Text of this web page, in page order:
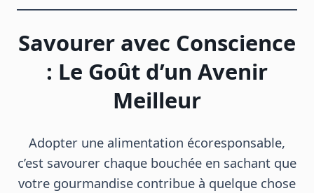
Savourer avec Conscience
: Le Goût d’un Avenir
Meilleur
Adopter une alimentation écoresponsable,
c’est savourer chaque bouchée en sachant que
votre gourmandise contribue à quelque chose